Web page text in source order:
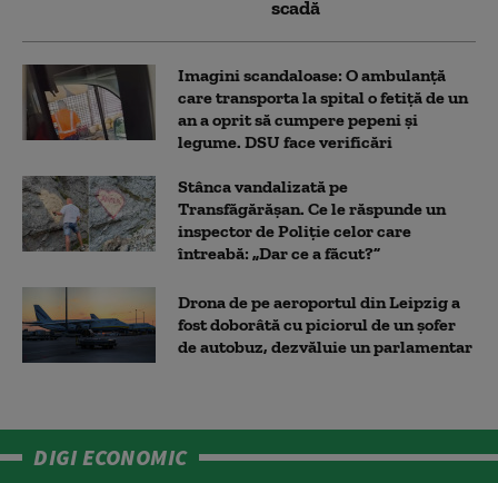
scadă
Imagini scandaloase: O ambulanță
care transporta la spital o fetiță de un
an a oprit să cumpere pepeni și
legume. DSU face verificări
Stânca vandalizată pe
Transfăgărășan. Ce le răspunde un
inspector de Poliție celor care
întreabă: „Dar ce a făcut?”
Drona de pe aeroportul din Leipzig a
fost doborâtă cu piciorul de un şofer
de autobuz, dezvăluie un parlamentar
DIGI ECONOMIC